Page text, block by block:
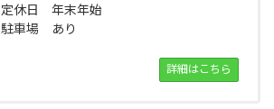
定休日 年末年始
駐車場 あり
詳細はこちら